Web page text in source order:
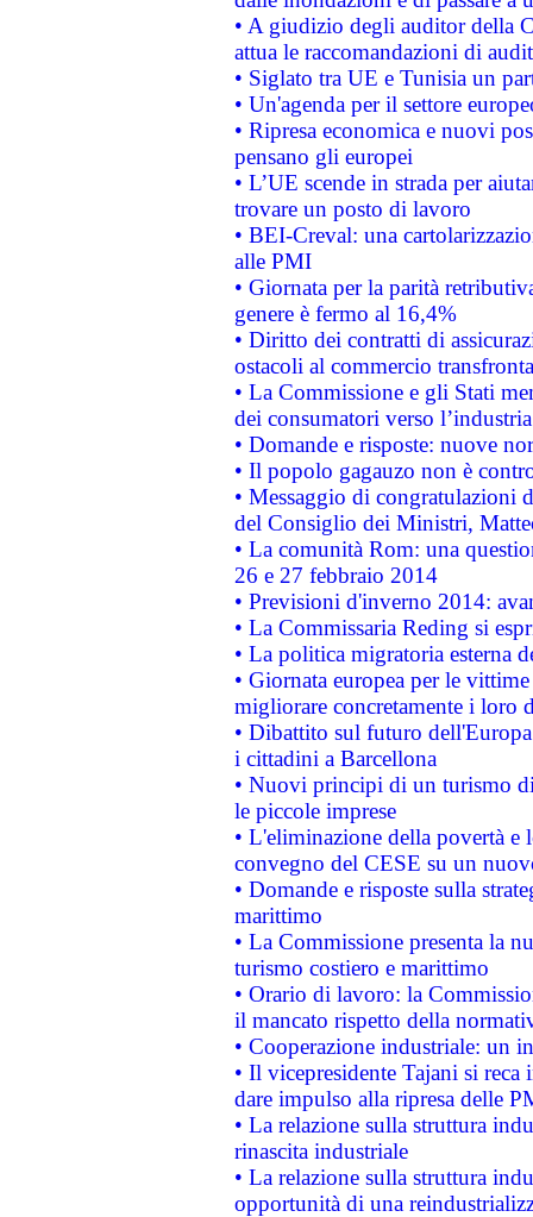
• A giudizio degli auditor della
attua le raccomandazioni di
• Siglato tra UE e Tunisia un
• Un'agenda per il settore
• Ripresa economica e nuovi
pensano gli europei
• L’UE scende in strada per
trovare un posto di lavoro
• BEI-Creval: una
alle PMI
• Giornata per la parità
genere è fermo al 16,4%
• Diritto dei contratti di
ostacoli al commercio
• La Commissione e gli Stati
dei consumatori verso
• Domande e risposte: nuove
• Il popolo gagauzo non è
• Messaggio di congratulazioni
del Consiglio dei Ministri,
• La comunità Rom: una
26 e 27 febbraio 2014
• Previsioni d'inverno 2014:
• La Commissaria Reding si
• La politica migratoria esterna
• Giornata europea per le
migliorare concretamente i loro
• Dibattito sul futuro
i cittadini a Barcellona
• Nuovi principi di un turismo
le piccole imprese
• L'eliminazione della povertà
convegno del CESE su un
• Domande e risposte sulla
marittimo
• La Commissione presenta la
turismo costiero e marittimo
• Orario di lavoro: la
il mancato rispetto della
• Cooperazione industriale: un
• Il vicepresidente Tajani si
dare impulso alla ripresa delle
• La relazione sulla struttura
rinascita industriale
• La relazione sulla struttura
opportunità di una